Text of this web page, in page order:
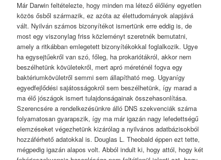
Már Darwin feltételezte, hogy minden ma létező élőlény egyetlen
közös ősből származik, ez azóta az élettudományok alapjává
vált. Nyilván számos bizonyítékot ismertünk erre eddig is, de
most egy viszonylag friss közleményt szeretnék bemutatni,
amely a ritkábban emlegetett bizonyítékokkal foglalkozik. Ugye
ha egysejtűekről van szó, főleg, ha prokariótákról, akkor nem
beszélhetünk kövületekről, mert apró méreténél fogva egy
baktériumkövületről semmi sem állapítható meg. Ugyanígy
egyedfejlődési sajátosságokról sem beszélhetünk, így marad a
ma élő jószágok ismert tulajdonságainak összehasonlítása.
Szerencsére a rendelkezésünkre álló DNS szekvenciák száma
folyamatosan gyarapszik, így ma már igazán nagy lefedettségű
elemzéseket végezhetünk kizárólag a nyilvános adatbázisokból
hozzáférhető adatokkal is. Douglas L. Theobald éppen ezt tette,
mégpedig igazán alapos volt. Abból indult ki, hogy attól, hogy két